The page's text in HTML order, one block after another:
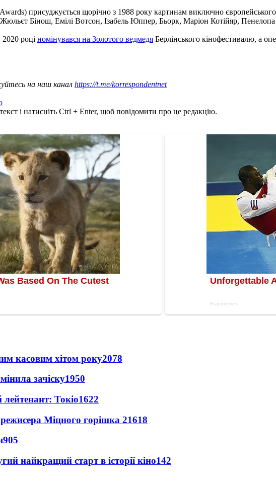
присуджується щорічно з 1988 року картинам виключно
Бінош, Емілі Вотсон, Ізабель Юппер, Бьорк, Маріон Котійяр,
2020 році номінувався на Золотого ведмедя Берлінського кінофестивалю, а
на наш канал https://t.me/korrespondentnet
і натисніть Ctrl + Enter, щоб повідомити про це редакцію.
касовим хітом року2078
зачіску1950
Токіо1622
Міцного горішка 21618
905
найкращий старт в історії кіно142